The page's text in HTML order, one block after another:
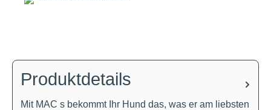
Produktdetails
Mit MAC s bekommt Ihr Hund das, was er am liebsten